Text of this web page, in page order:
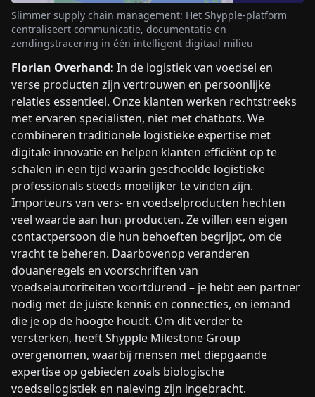
Slimmer supply chain management: Het Shypple-platform
centraliseert communicatie, documentatie en
zendingstracering in één intelligent digitaal milieu
Florian Overhand: In de logistiek van voedsel en
verse producten zijn vertrouwen en persoonlijke
relaties essentieel. Onze klanten werken rechtstreeks
met ervaren specialisten, niet met chatbots. We
combineren traditionele logistieke expertise met
digitale innovatie en helpen klanten efficiënt op te
schalen in een tijd waarin geschoolde logistieke
professionals steeds moeilijker te vinden zijn.
Importeurs van vers- en voedselproducten hechten
veel waarde aan hun producten. Ze willen een eigen
contactpersoon die hun behoeften begrijpt, om de
vracht te beheren. Daarbovenop veranderen
douaneregels en voorschriften van
voedselautoriteiten voortdurend – je hebt een partner
nodig met de juiste kennis en connecties, en iemand
die je op de hoogte houdt. Om dit verder te
versterken, heeft Shypple Milestone Group
overgenomen, waarbij mensen met diepgaande
expertise op gebieden zoals biologische
voedsellogistiek en naleving zijn ingebracht.